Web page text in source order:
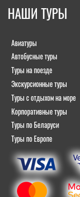
НАШИ ТУРЫ
Авиатуры
Автобусные туры
Туры на поезде
Экскурсионные туры
Туры с отдыхом на море
Корпоративные туры
Туры по Беларуси
Туры по Европе